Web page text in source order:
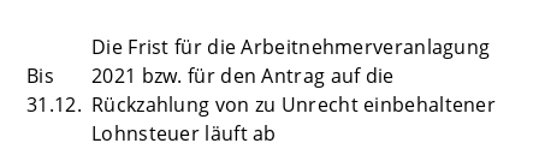
Bis
31.12.
Die Frist für die Arbeitnehmerveranlagung
2021 bzw. für den Antrag auf die
Rückzahlung von zu Unrecht einbehaltener
Lohnsteuer läuft ab